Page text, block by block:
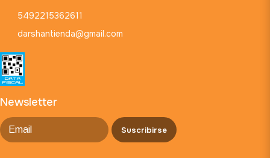
5492215362611
darshantienda@gmail.com
Newsletter
Suscribirse